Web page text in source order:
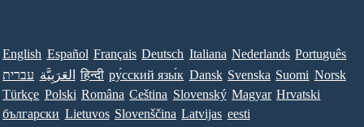
English Español Français Deutsch Italiana Nederlands Português
עברית العَرَبِيَّة हिन्दी ру́сский язы́к Dansk Svenska Suomi Norsk
Türkçe Polski Româna Ceština Slovenský Magyar Hrvatski
български Lietuvos Slovenščina Latvijas eesti